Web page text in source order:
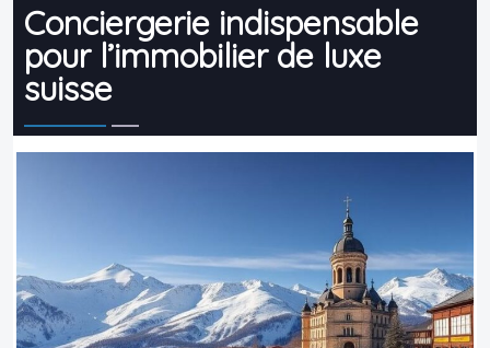
Conciergerie indispensable
pour l’immobilier de luxe
suisse